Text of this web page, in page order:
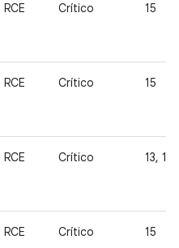
RCE Crítico 15
RCE Crítico 15
RCE Crítico 13, 14
RCE Crítico 15